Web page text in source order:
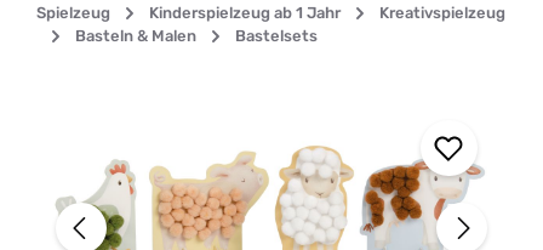
Spielzeug Kinderspielzeug ab 1 Jahr
Kreativspielzeug
Basteln & Malen
Bastelsets